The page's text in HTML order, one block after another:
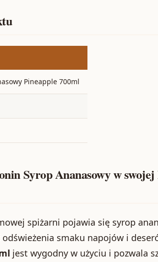
Pineapple 700ml
Syrop Ananasowy w
spiżarni pojawia się syrop
smaku napojów i
jest wygodny w użyciu i pozwala